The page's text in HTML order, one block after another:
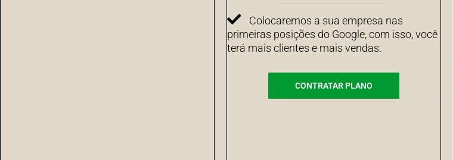
Colocaremos a sua empresa nas
primeiras posições do Google, com isso, você
terá mais clientes e mais vendas.
CONTRATAR PLANO